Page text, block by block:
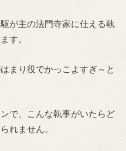
が主の法門寺家に仕える執
す。
まり役でかっこよすぎ～と
で、こんな執事がいたらど
れません。